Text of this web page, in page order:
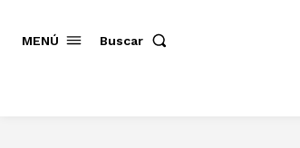
MENÚ Buscar